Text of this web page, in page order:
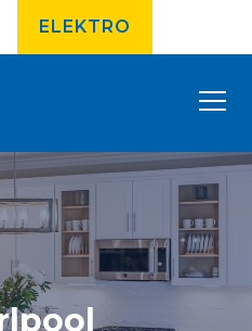
ELEKTRO